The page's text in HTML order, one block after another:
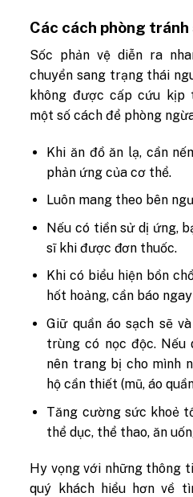
Các cách phòng tránh
Sốc phản vệ diễn ra
chuyển sang trạng thái
không được cấp cứu kịp
một số cách để phòng
Khi ăn đồ ăn lạ, cần
phản ứng của cơ thể.
Luôn mang theo bên
Nếu có tiền sử dị ứng,
sĩ khi được đơn thuốc.
Khi có biểu hiện bồn
hốt hoảng, cần báo
Giữ quần áo sạch sẽ
trùng có nọc độc. Nếu
nên trang bị cho mình
hộ cần thiết (mũ, áo
Tăng cường sức khoẻ
thể dục, thể thao, ăn
Hy vọng với những thông
quý khách hiểu hơn về